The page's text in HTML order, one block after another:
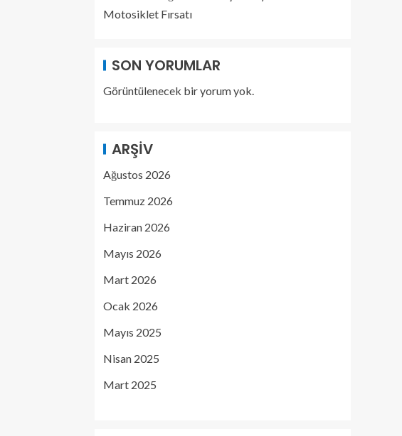
Motosiklet Fırsatı
SON YORUMLAR
Görüntülenecek bir yorum yok.
ARŞIV
Ağustos 2026
Temmuz 2026
Haziran 2026
Mayıs 2026
Mart 2026
Ocak 2026
Mayıs 2025
Nisan 2025
Mart 2025